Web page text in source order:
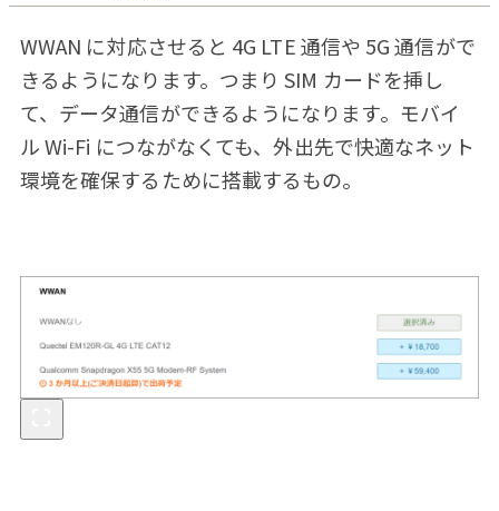
WWAN に対応させると 4G LTE 通信や 5G 通信がで
きるようになります。つまり SIM カードを挿し
て、データ通信ができるようになります。モバイ
ル Wi-Fi につながなくても、外出先で快適なネット
環境を確保するために搭載するもの。